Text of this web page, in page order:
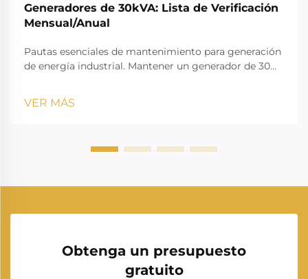
Generadores de 30kVA: Lista de Verificación
Mensual/Anual
Pautas esenciales de mantenimiento para generación
de energía industrial. Mantener un generador de 30
un rendimiento óptimo y una mayor vida útil. Estas
unidades de potencia sirven como sistemas de
VER MÁS
Obtenga un presupuesto
gratuito